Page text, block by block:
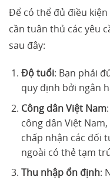
Để có thể đủ điều kiện
cần tuân thủ các yêu
sau đây:
Độ tuổi: Bạn phải
quy định bởi ngân
Công dân Việt Nam
công dân Việt
chấp nhận các đối
ngoài có thẻ tạm
Thu nhập ổn định: